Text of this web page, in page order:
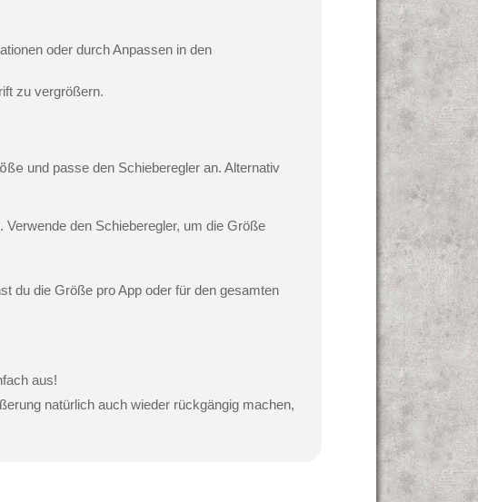
oder durch Anpassen in den
zu vergrößern.
und passe den Schieberegler an. Alternativ
. Verwende den Schieberegler, um die Größe
du die Größe pro App oder für den gesamten
aus!
natürlich auch wieder rückgängig machen,